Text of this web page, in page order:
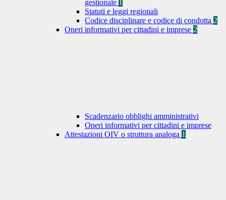
gestionale 1
Statuti e leggi regionali
Codice disciplinare e codice di condotta 2
Oneri informativi per cittadini e imprese 2
Scadenzario obblighi amministrativi
Oneri informativi per cittadini e imprese
Attestazioni OIV o struttura analoga 1